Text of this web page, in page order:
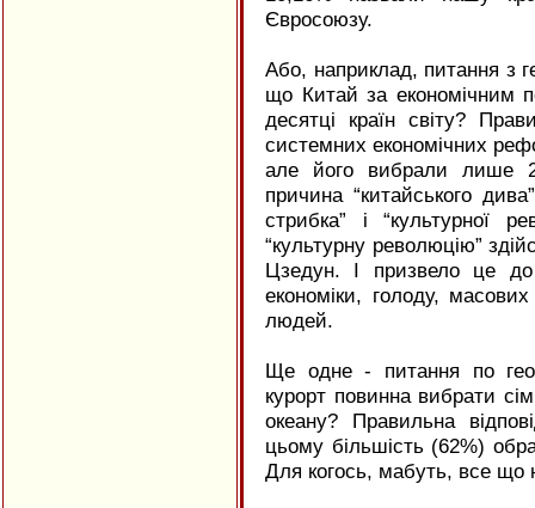
Євросоюзу.
Або, наприклад, питання з
що Китай за економічним
десятці країн світу?
системних економічних
але його вибрали лише
причина “китайського
стрибка” і “культурної
“культурну революцію”
Цзедун. І призвело це до
економіки, голоду,
людей.
Ще одне - питання по
курорт повинна вибрати
океану? Правильна
цьому більшість (62%)
Для когось, мабуть, все що